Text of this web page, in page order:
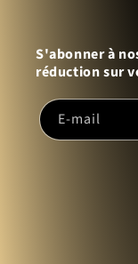
S'abonner à
réduction sur
E-mail